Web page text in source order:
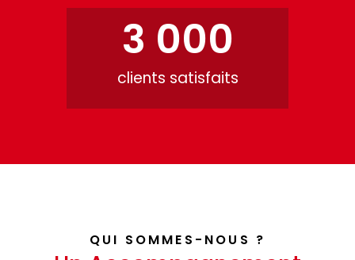
clients satisfaits
3 000
QUI SOMMES-NOUS ?